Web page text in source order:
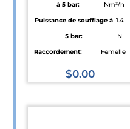
à 5 bar:
Nm³/h
Puissance de soufflage à
5 bar:
1.4
N
Raccordement:
Femelle
$0.00